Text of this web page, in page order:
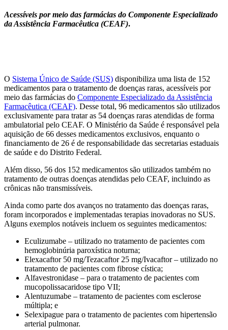
Acessíveis por meio das farmácias do Componente Especializado
da Assistência Farmacêutica (CEAF).
O Sistema Único de Saúde (SUS) disponibiliza uma lista de 152
medicamentos para o tratamento de doenças raras, acessíveis por
meio das farmácias do Componente Especializado da Assistência
Farmacêutica (CEAF). Desse total, 96 medicamentos são utilizados
exclusivamente para tratar as 54 doenças raras atendidas de forma
ambulatorial pelo CEAF. O Ministério da Saúde é responsável pela
aquisição de 66 desses medicamentos exclusivos, enquanto o
financiamento de 26 é de responsabilidade das secretarias estaduais
de saúde e do Distrito Federal.
Além disso, 56 dos 152 medicamentos são utilizados também no
tratamento de outras doenças atendidas pelo CEAF, incluindo as
crônicas não transmissíveis.
Ainda como parte dos avanços no tratamento das doenças raras,
foram incorporados e implementadas terapias inovadoras no SUS.
Alguns exemplos notáveis incluem os seguintes medicamentos:
Eculizumabe – utilizado no tratamento de pacientes com
hemoglobinúria paroxística noturna;
Elexacaftor 50 mg/Tezacaftor 25 mg/Ivacaftor – utilizado no
tratamento de pacientes com fibrose cística;
Alfavestronidase – para o tratamento de pacientes com
mucopolissacaridose tipo VII;
Alentuzumabe – tratamento de pacientes com esclerose
múltipla; e
Selexipague para o tratamento de pacientes com hipertensão
arterial pulmonar.